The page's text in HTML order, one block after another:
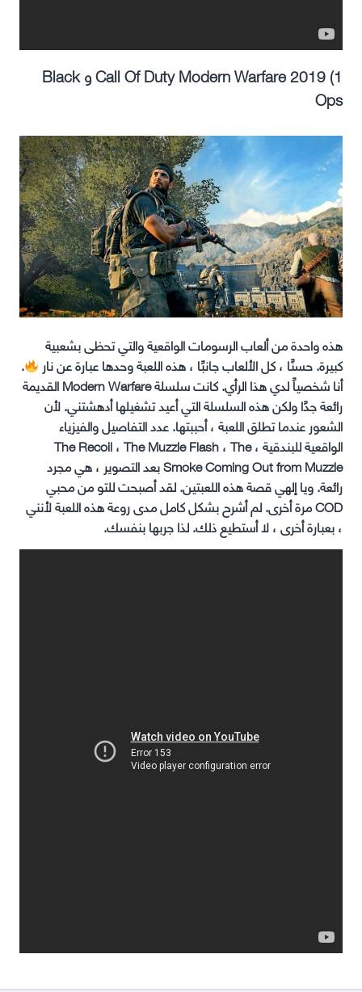
1) Call Of Duty Modern Warfare 2019 و Black
Ops
هذه واحدة من ألعاب الرسومات الواقعية والتي تحظى بشعبية
كبيرة. حسنًا ، كل الألعاب جانبًا ، هذه اللعبة وحدها عبارة عن نار
.
أنا شخصياً لدي هذا الرأي. كانت سلسلة Modern Warfare القديمة
رائعة جدًا ولكن هذه السلسلة التي أعيد تشغيلها أدهشتني. لأن
الشعور عندما تطلق اللعبة ، أحببتها. عدد التفاصيل والفيزياء
الواقعية للبندقية ، The Recoil ، The Muzzle Flash ، The
Smoke Coming Out from Muzzle بعد التصوير ، هي مجرد
رائعة. ويا إلهي قصة هذه اللعبتين. لقد أصبحت للتو من محبي
COD مرة أخرى. لم أشرح بشكل كامل مدى روعة هذه اللعبة لأنني
، بعبارة أخرى ، لا أستطيع ذلك. لذا جربها بنفسك.